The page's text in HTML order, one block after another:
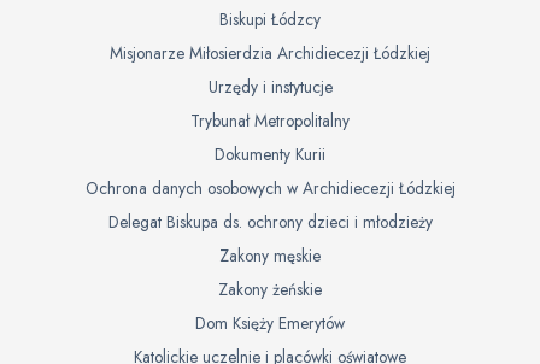
Biskupi Łódzcy
Misjonarze Miłosierdzia Archidiecezji Łódzkiej
Urzędy i instytucje
Trybunał Metropolitalny
Dokumenty Kurii
Ochrona danych osobowych w Archidiecezji Łódzkiej
Delegat Biskupa ds. ochrony dzieci i młodzieży
Zakony męskie
Zakony żeńskie
Dom Księży Emerytów
Katolickie uczelnie i placówki oświatowe